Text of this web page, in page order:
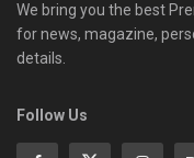
We bring you the best
for news, magazine,
details.
Follow Us